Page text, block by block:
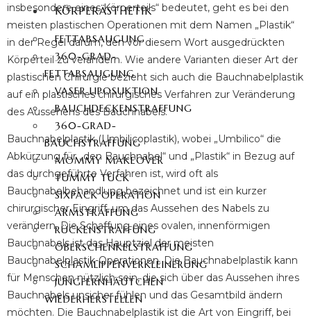
KÖRPERÄSTHETIK
FETTABSAUGUNG
360-GRAD-
FETTABSAUGUNG
VASER LIPOSUKTION
BAUCHDECKENSTRAFFUNG
360-GRAD-
BAUCHSTRAFFUNG
MOMMY MAKEOVER
TUMMY TUCK
SIXPACK OPERATION
ARMSTRAFFUNG
RÜCKENSTRAFFUNG
OBERSCHENKELSTRAFFUNG
SCHAMLIPPENVERKLEINERUNG
JUNGFERNHÄUTCHEN
WIEDERHERSTELLEN
insbesondere eines Körperteils“ bedeutet, geht es bei den
meisten plastischen Operationen mit dem Namen „Plastik“
in der Regel darum, den vor diesem Wort ausgedrückten
Körperteil zu verändern. Wie andere Varianten dieser Art der
plastischen Chirurgie bezieht sich auch die Bauchnabelplastik
auf ein plastisches chirurgisches Verfahren zur Veränderung
des Aussehens des Bauchnabels.
Bauchnabelplastik (Umbilicoplastik), wobei „Umbilico“ die
Abkürzung für „den Bauchnabel“ und „Plastik“ in Bezug auf
das durchgeführte Verfahren ist, wird oft als
Bauchnabelbehandlung bezeichnet und ist ein kurzer
chirurgischer Eingriff, um das Aussehen des Nabels zu
verändern. Die Schaffung eines ovalen, innenförmigen
Bauchnabels ist das Hauptziel der meisten
Bauchnabelplastik-Operationen. Die Bauchnabelplastik kann
für Menschen nützlich sein, die sich über das Aussehen ihres
Bauchnabels unsicher fühlen und das Gesamtbild ändern
möchten. Die Bauchnabelplastik ist die Art von Eingriff, bei